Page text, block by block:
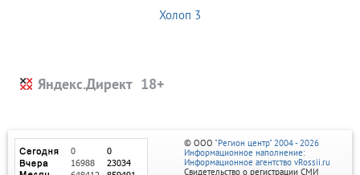
Холоп 3
Яндекс.Директ
© ООО "Регион центр" 2004 - 2026
Информационное наполнение:
Информационное агентство vRossii.ru
Свидетельство о регистрации СМИ